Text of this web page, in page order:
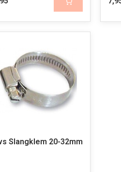
Slangklem 20-32mm